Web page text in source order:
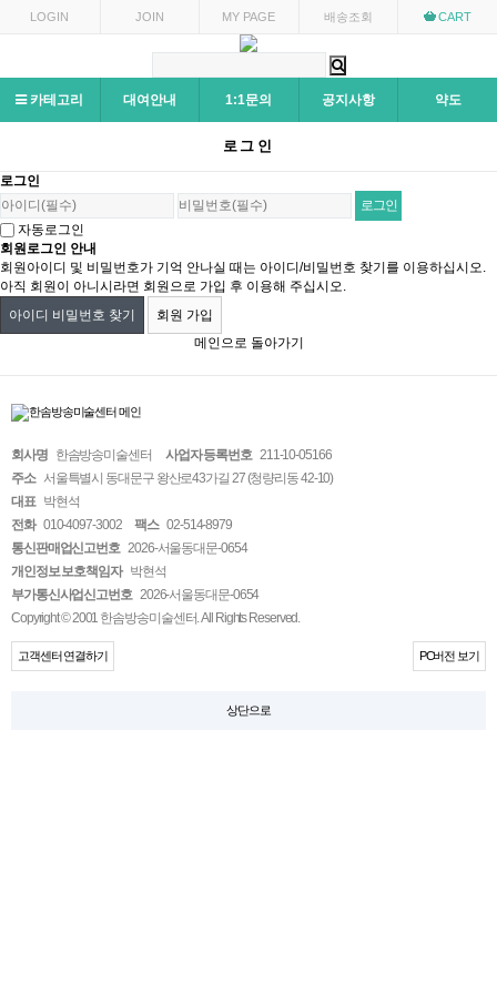
LOGIN JOIN MY PAGE 배송조회 CART
카테고리 대여안내 1:1문의 공지사항 약도
로그인
로그인
자동로그인
회원로그인 안내
회원아이디 및 비밀번호가 기억 안나실 때는 아이디/비밀번호 찾기를 이용하십시오.
아직 회원이 아니시라면 회원으로 가입 후 이용해 주십시오.
아이디 비밀번호 찾기
회원 가입
메인으로 돌아가기
회사명 한솜방송미술센터 사업자 등록번호 211-10-05166
주소 서울특별시 동대문구 왕산로43가길 27 (청량리동 42-10)
대표 박현석
전화 010-4097-3002 팩스 02-514-8979
통신판매업신고번호 2026-서울동대문-0654
개인정보 보호책임자 박현석
부가통신사업신고번호 2026-서울동대문-0654
Copyright © 2001 한솜방송미술센터. All Rights Reserved.
고객센터 연결하기 PC버전 보기
상단으로